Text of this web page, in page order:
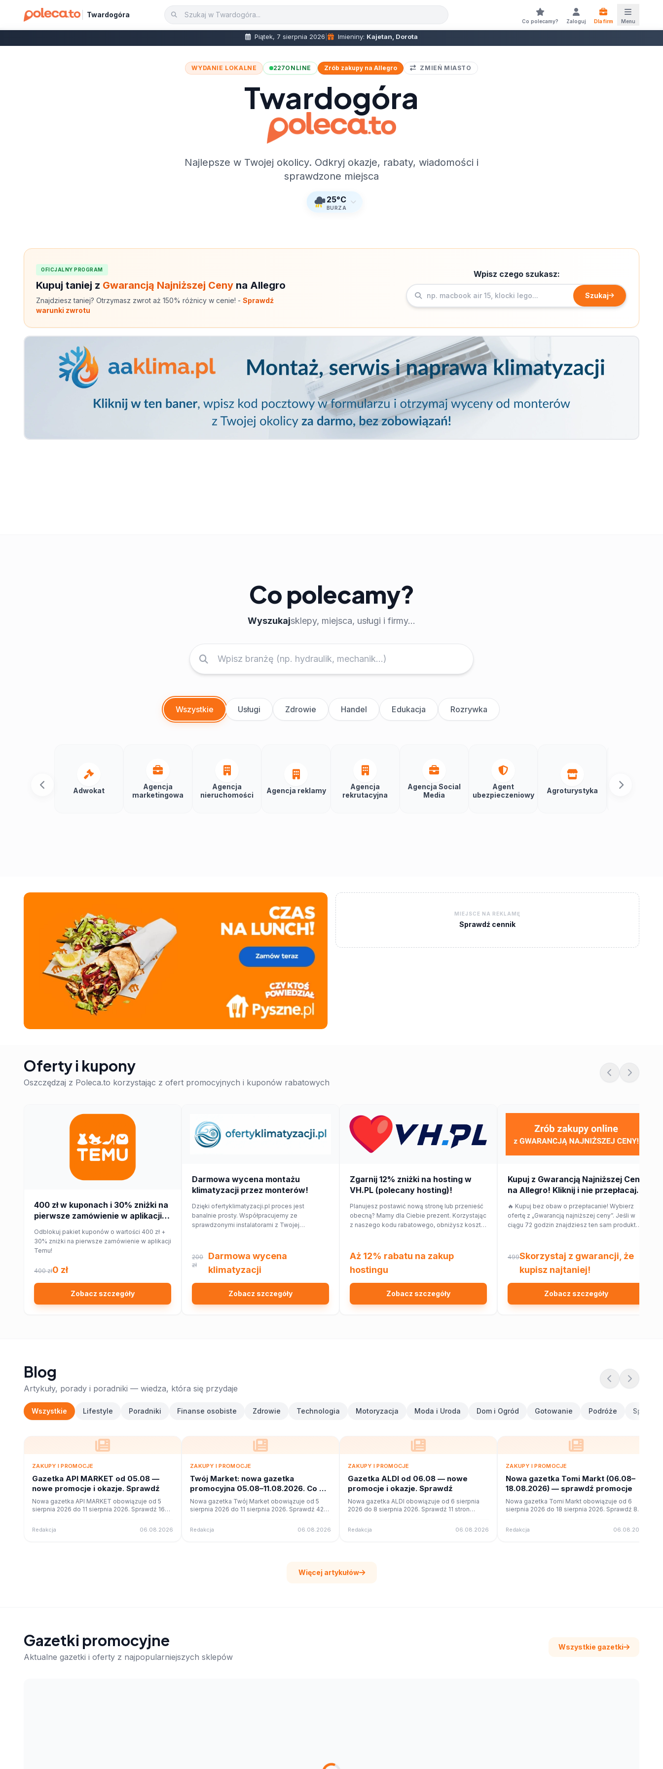
Twardogóra
Co polecamy? Zaloguj Dla firm Menu
Piątek, 7 sierpnia 2026 Imieniny: Kajetan, Dorota
WYDANIE LOKALNE 227ONLINE Zrób zakupy na Allegro ZMIEŃ MIASTO
Twardogóra
Najlepsze w Twojej okolicy. Odkryj okazje, rabaty, wiadomości i
sprawdzone miejsca
25°C
BURZA
OFICJALNY PROGRAM
Kupuj taniej z Gwarancją Najniższej Ceny na Allegro
Znajdziesz taniej? Otrzymasz zwrot aż 150% różnicy w cenie! - Sprawdź
warunki zwrotu
Wpisz czego szukasz:
Szukaj
Co polecamy?
Wyszukajsklepy, miejsca, usługi i firmy...
Wszystkie Usługi Zdrowie Handel Edukacja Rozrywka
Adwokat
Agencja
marketingowa
Agencja
nieruchomości
Agencja reklamy
Agencja
rekrutacyjna
Agencja Social
Media
Agent
ubezpieczeniowy
Agroturystyka
MIEJSCE NA REKLAMĘ
Sprawdź cennik
Oferty i kupony
Oszczędzaj z Poleca.to korzystając z ofert promocyjnych i kuponów rabatowych
400 zł w kuponach i 30% zniżki na
pierwsze zamówienie w aplikacji
Odblokuj pakiet kuponów o wartości 400 zł +
30% zniżki na pierwsze zamówienie w aplikacji
Temu!
400 zł0 zł
Zobacz szczegóły
Darmowa wycena montażu
klimatyzacji przez monterów!
Dzięki ofertyklimatyzacji.pl proces jest
banalnie prosty. Współpracujemy ze
sprawdzonymi instalatorami z Twojej
domu lub mieszkania.
200
zł
Darmowa wycena
klimatyzacji
Zobacz szczegóły
Zgarnij 12% zniżki na hosting w
VH.PL (polecany hosting)!
Planujesz postawić nową stronę lub przenieść
obecną? Mamy dla Ciebie prezent. Korzystając
z naszego kodu rabatowego, obniżysz koszt
Aż 12% rabatu na zakup
hostingu
Zobacz szczegóły
Kupuj z Gwarancją Najniższej Ceny
na Allegro! Kliknij i nie przepłacaj.
🔥 Kupuj bez obaw o przepłacanie! Wybierz
ofertę z „Gwarancją najniższej ceny”. Jeśli w
ciągu 72 godzin znajdziesz ten sam produkt
499Skorzystaj z gwarancji, że
kupisz najtaniej!
Zobacz szczegóły
Blog
Artykuły, porady i poradniki — wiedza, która się przydaje
Wszystkie Lifestyle Poradniki Finanse osobiste Zdrowie Technologia Motoryzacja Moda i Uroda Dom i Ogród Gotowanie Podróże Sport i
ZAKUPY I PROMOCJE
Gazetka API MARKET od 05.08 —
nowe promocje i okazje. Sprawdź
Nowa gazetka API MARKET obowiązuje od 5
sierpnia 2026 do 11 sierpnia 2026. Sprawdź 16
Redakcja 06.08.2026
ZAKUPY I PROMOCJE
Twój Market: nowa gazetka
promocyjna 05.08–11.08.2026. Co w
ofercie?
Nowa gazetka Twój Market obowiązuje od 5
sierpnia 2026 do 11 sierpnia 2026. Sprawdź 42
Redakcja 06.08.2026
ZAKUPY I PROMOCJE
Gazetka ALDI od 06.08 — nowe
promocje i okazje. Sprawdź
Nowa gazetka ALDI obowiązuje od 6 sierpnia
2026 do 8 sierpnia 2026. Sprawdź 11 stron
Redakcja 06.08.2026
ZAKUPY I PROMOCJE
Nowa gazetka Tomi Markt (06.08–
18.08.2026) — sprawdź promocje
Nowa gazetka Tomi Markt obowiązuje od 6
sierpnia 2026 do 18 sierpnia 2026. Sprawdź 8
Redakcja 06.08.2026
Więcej artykułów
Gazetki promocyjne
Aktualne gazetki i oferty z najpopularniejszych sklepów
Wszystkie gazetki